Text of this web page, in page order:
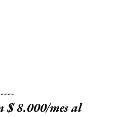
$ 8.000/mes al